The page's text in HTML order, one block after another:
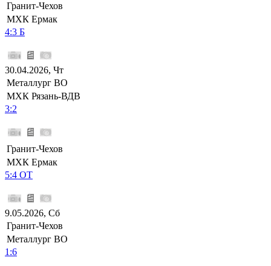
Гранит-Чехов
МХК Ермак
4:3 Б
30.04.2026, Чт
Металлург ВО
МХК Рязань-ВДВ
3:2
Гранит-Чехов
МХК Ермак
5:4 ОТ
9.05.2026, Сб
Гранит-Чехов
Металлург ВО
1:6